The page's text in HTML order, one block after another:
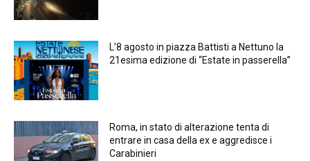
L’8 agosto in piazza Battisti a Nettuno la
21esima edizione di “Estate in passerella”
Roma, in stato di alterazione tenta di
entrare in casa della ex e aggredisce i
Carabinieri